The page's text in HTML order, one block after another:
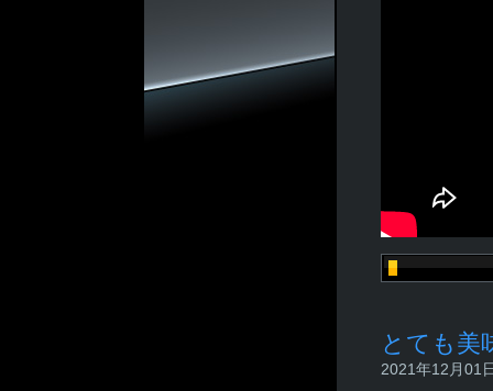
とても美
2021年12月01